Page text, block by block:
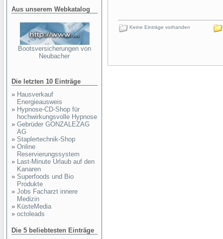
Aus unserem Webkatalog
Bootsversicherungen von
Neubacher
Die letzten 10 Einträge
» Hausverkauf
Energieausweis
» Hypnose-CD-Shop für
hochwirkungsvolle Hypnose
» Gebrüder GONZALEZAG
AG
» Staplertechnik-Shop
» Online
Reservierungssystem
» Last-Minute Urlaub auf den
Kanaren
» Superfoods und Bio
Produkte
» Jobs Facharzt innere
Medizin
» KüsteMedia
» octoleads
Die 5 beliebtesten Einträge
Keine Einträge vorhanden